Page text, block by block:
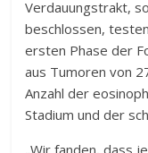
Verdauungstrakt,
beschlossen,
ersten Phase der
aus Tumoren von
Anzahl der
Stadium und der
„Wir fanden, dass